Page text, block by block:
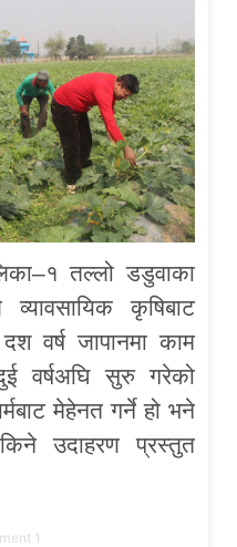
तल्लो डडुवाका
कृषिबाट
वर्ष जापानमा काम
वर्षअघि सुरु गरेको
मेहेनत गर्ने हो भने
उदाहरण प्रस्तुत
1